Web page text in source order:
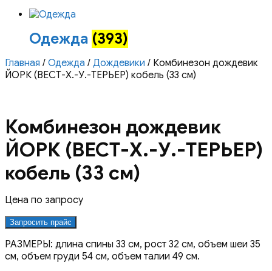
Одежда (393)
Главная / Одежда / Дождевики / Комбинезон дождевик
ЙОРК (ВЕСТ-Х.-У.-ТЕРЬЕР) кобель (33 см)
Комбинезон дождевик
ЙОРК (ВЕСТ-Х.-У.-ТЕРЬЕР)
кобель (33 см)
Цена по запросу
Запросить прайс
РАЗМЕРЫ: длина спины 33 см, рост 32 см, объем шеи 35
см, объем груди 54 см, объем талии 49 см.